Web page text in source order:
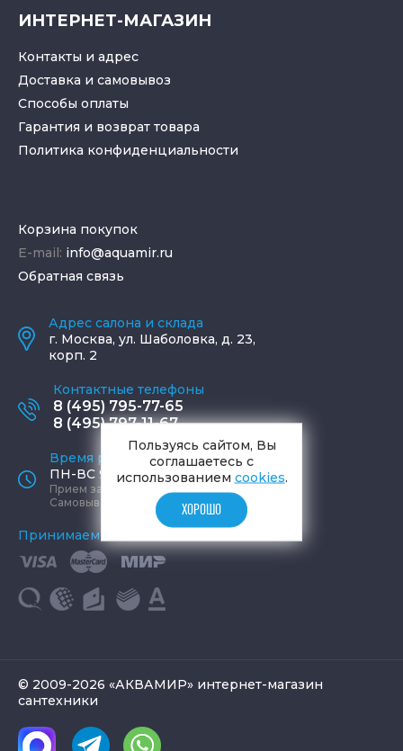
ИНТЕРНЕТ-МАГАЗИН
Контакты и адрес
Доставка и самовывоз
Способы оплаты
Гарантия и возврат товара
Политика конфиденциальности
Корзина покупок
E-mail: info@aquamir.ru
Обратная связь
Адрес салона и склада
г. Москва, ул. Шаболовка, д. 23,
корп. 2
Контактные телефоны
8 (495) 795-77-65
8 (495) 797-11-67
Время работы офиса
ПН-ВС 9:00 - 19:00
Прием заказов круглосуточно
Самовывоз ПН-СБ 9-19, ВС 12-17
Принимаем к оплате
© 2009-2026 «АКВАМИР» интернет-магазин
сантехники
Пользуясь сайтом, Вы
соглашаетесь с
использованием cookies.
ХОРОШО